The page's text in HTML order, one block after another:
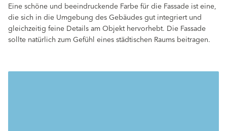
Eine schöne und beeindruckende Farbe für die Fassade ist eine,
die sich in die Umgebung des Gebäudes gut integriert und
gleichzeitig feine Details am Objekt hervorhebt. Die Fassade
sollte natürlich zum Gefühl eines städtischen Raums beitragen.